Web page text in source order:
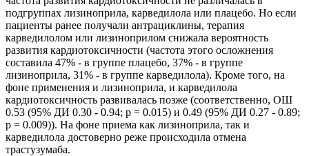
подгруппах лизиноприла, карведилола или плацебо. Но если
пациенты ранее получали антрациклины, терапия
карведилолом или лизиноприлом снижала вероятность
развития кардиотоксичности (частота этого осложнения
составила 47% - в группе плацебо, 37% - в группе
лизиноприла, 31% - в группе карведилола). Кроме того, на
фоне применения и лизиноприла, и карведилола
кардиотоксичность развивалась позже (соответственно, ОШ
0.53 (95% ДИ 0.30 - 0.94; p = 0.015) и 0.49 (95% ДИ 0.27 - 0.89;
p = 0.009)). На фоне приема как лизиноприла, так и
карведилола достоверно реже происходила отмена
трастузумаба.